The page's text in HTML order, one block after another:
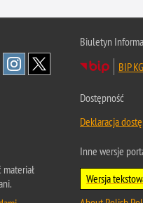
Biuletyn
BIP
Dostępność
Deklaracja
Inne wersje
Wersja